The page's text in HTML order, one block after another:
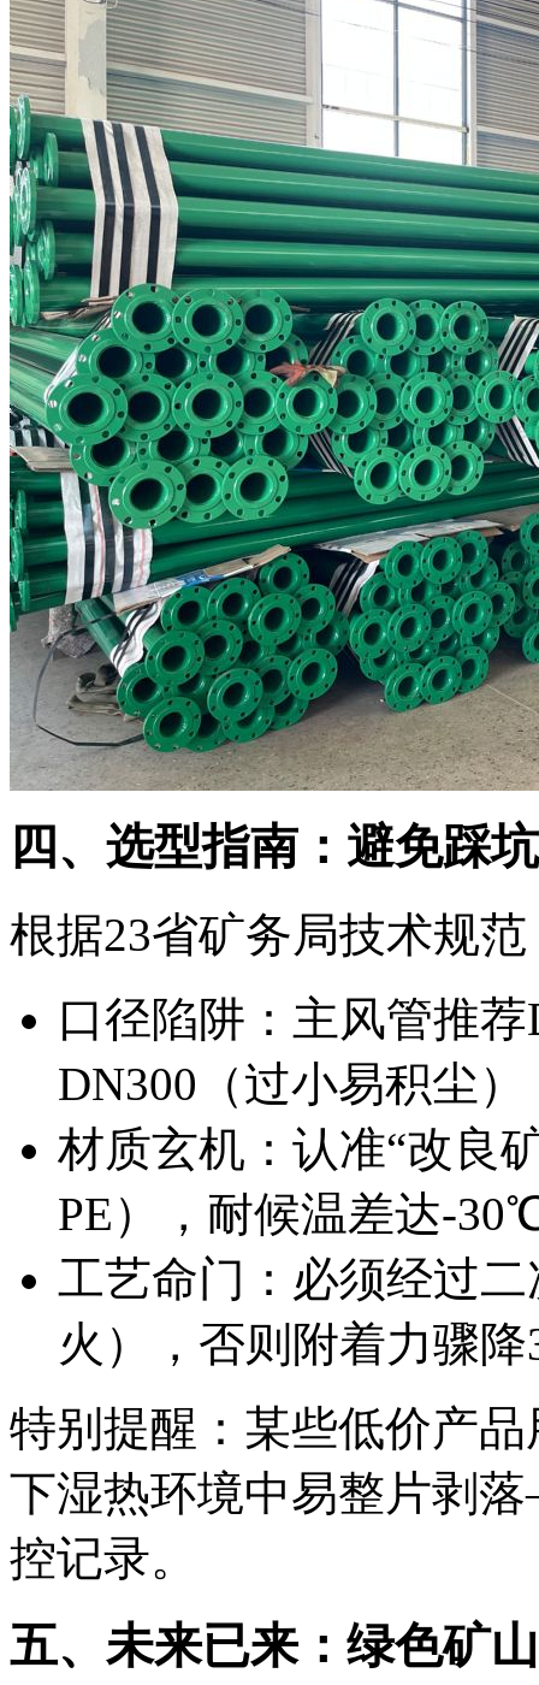
四、选型指南：避免踩
根据23省矿务局技术规
口径陷阱：主风管推
DN300（过小易积尘）
材质玄机：认准“改良
PE），耐候温差达-
工艺命门：必须经过
火），否则附着力骤降
特别提醒：某些低价产
下湿热环境中易整片剥
控记录。
五、未来已来：绿色矿